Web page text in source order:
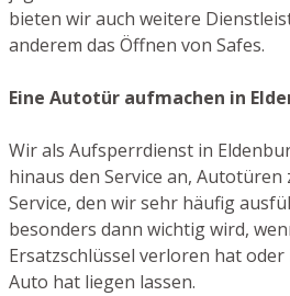
bieten wir auch weitere
anderem das Öffnen von Safes.
Eine Autotür aufmachen in
Wir als Aufsperrdienst in
hinaus den Service an, Autotüren
Service, den wir sehr häufig
besonders dann wichtig wird,
Ersatzschlüssel verloren hat
Auto hat liegen lassen.